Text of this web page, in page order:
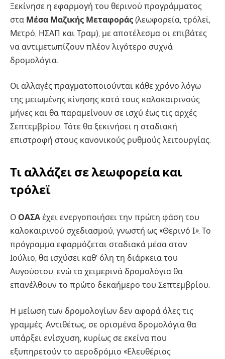
Ξεκίνησε η εφαρμογή του θερινού προγράμματος
στα Μέσα Μαζικής Μεταφοράς(λεωφορεία, τρόλεϊ,
Μετρό, ΗΣΑΠ και Τραμ), με αποτέλεσμα οι επιβάτες
να αντιμετωπίζουν πλέον λιγότερο συχνά
δρομολόγια.
Οι αλλαγές πραγματοποιούνται κάθε χρόνο λόγω
της μειωμένης κίνησης κατά τους καλοκαιρινούς
μήνες και θα παραμείνουν σε ισχύ έως τις αρχές
Σεπτεμβρίου. Τότε θα ξεκινήσει η σταδιακή
επιστροφή στους κανονικούς ρυθμούς λειτουργίας.
Τι αλλάζει σε λεωφορεία και
τρόλεϊ
Ο ΟΑΣΑέχει ενεργοποιήσει την πρώτη φάση του
καλοκαιρινού σχεδιασμού, γνωστή ως «Θερινό Ι». Το
πρόγραμμα εφαρμόζεται σταδιακά μέσα στον
Ιούλιο, θα ισχύσει καθ’ όλη τη διάρκεια του
Αυγούστου, ενώ τα χειμερινά δρομολόγια θα
επανέλθουν το πρώτο δεκαήμερο του Σεπτεμβρίου.
Η μείωση των δρομολογίων δεν αφορά όλες τις
γραμμές. Αντιθέτως, σε ορισμένα δρομολόγια θα
υπάρξει ενίσχυση, κυρίως σε εκείνα που
εξυπηρετούν το αεροδρόμιο «Ελευθέριος